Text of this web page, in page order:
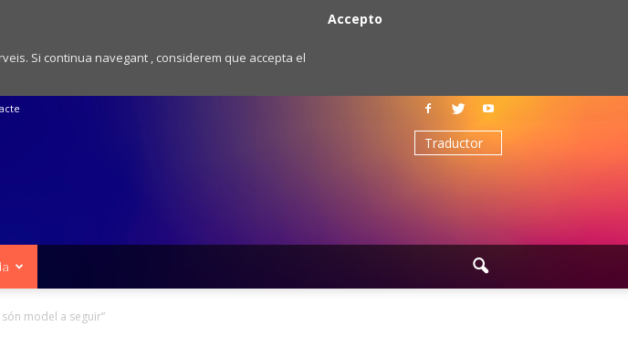
Si continua navegant , considerem que accepta el
Accepto
model a seguir”